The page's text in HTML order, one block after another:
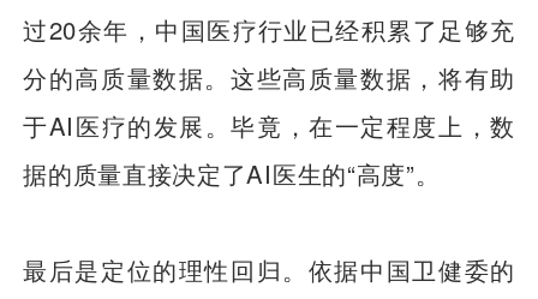
过20余年，中国医疗行业已经积累了足够充
分的高质量数据。这些高质量数据，将有助
于AI医疗的发展。毕竟，在一定程度上，数
据的质量直接决定了AI医生的“高度”。
最后是定位的理性回归。依据中国卫健委的